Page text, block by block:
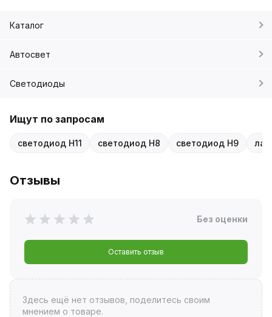
Каталог
Автосвет
Светодиоды
Ищут по запросам
светодиод H11 светодиод H8 светодиод H9
Отзывы
Без оценки
Оставить отзыв
Здесь ещё нет отзывов, поделитесь своим
мнением о товаре.